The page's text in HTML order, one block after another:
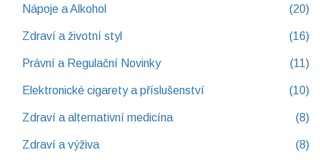
Nápoje a Alkohol (20)
Zdraví a životní styl (16)
Právní a Regulační Novinky (11)
Elektronické cigarety a příslušenství (10)
Zdraví a alternativní medicína (8)
Zdraví a výživa (8)